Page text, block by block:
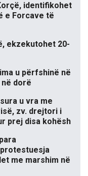
identifikohet
e Forcave të
ekzekutohet 20-
u përfshinë në
dorë
u vra me
zv. drejtori i
prej disa kohësh
me marshim në